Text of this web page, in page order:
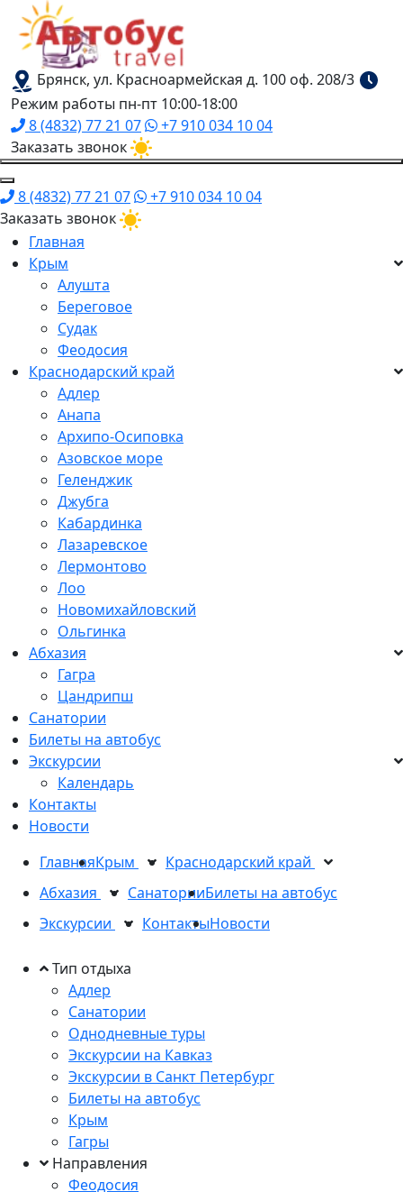
Брянск, ул. Красноармейская д. 100 оф. 208/3
Режим работы пн-пт 10:00-18:00
8 (4832) 77 21 07
+7 910 034 10 04
Заказать звонок
8 (4832) 77 21 07
+7 910 034 10 04
Заказать звонок
Главная
Крым
Алушта
Береговое
Судак
Феодосия
Краснодарский край
Адлер
Анапа
Архипо-Осиповка
Азовское море
Геленджик
Джубга
Кабардинка
Лазаревское
Лермонтово
Лоо
Новомихайловский
Ольгинка
Абхазия
Гагра
Цандрипш
Санатории
Билеты на автобус
Экскурсии
Календарь
Контакты
Новости
ГлавнаяКрым
Краснодарский край
Абхазия
СанаторииБилеты на автобус
Экскурсии
КонтактыНовости
Тип отдыха
Адлер
Санатории
Однодневные туры
Экскурсии на Кавказ
Экскурсии в Санкт Петербург
Билеты на автобус
Крым
Гагры
Направления
Феодосия